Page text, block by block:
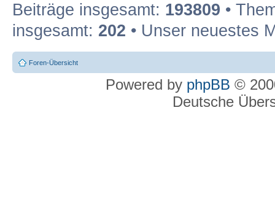
Beiträge insgesamt: 193809 •
insgesamt: 202 • Unser neuestes
Foren-Übersicht
Powered by phpBB ©
Deutsche